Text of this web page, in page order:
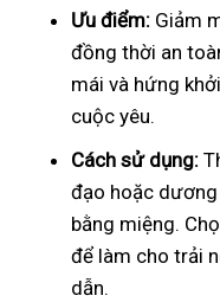
Ưu điểm: Giảm
đồng thời an
mái và hứng
cuộc yêu.
Cách sử dụng:
đạo hoặc
bằng miệng.
để làm cho trải
dẫn.